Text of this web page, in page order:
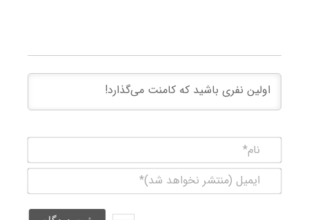
(منتشر